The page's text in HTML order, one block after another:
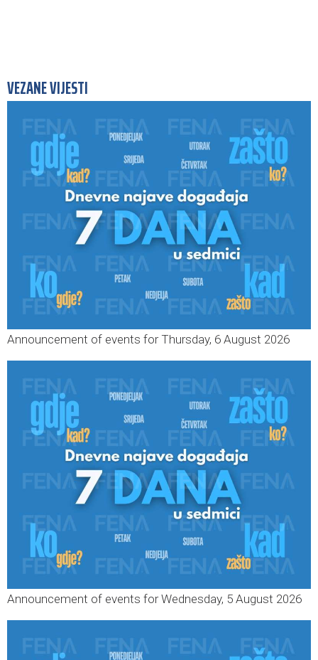
VEZANE VIJESTI
Announcement of events for Thursday, 6 August 2026
Announcement of events for Wednesday, 5 August 2026